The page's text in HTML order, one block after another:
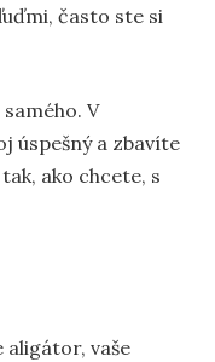
často ste si
V
úspešný a zbavíte
ako chcete, s
aligátor, vaše